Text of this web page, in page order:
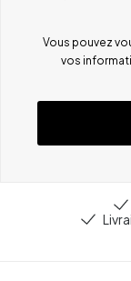
Vous pouvez
vos